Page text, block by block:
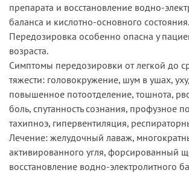
препарата и восстановление водно-
баланса и кислотно-основного состояния.
Передозировка особенно опасна у
возраста.
Симптомы передозировки от легкой до
тяжести: головокружение, шум в ушах,
повышенное потоотделение, тошнота,
боль, спутанность сознания, профузное
тахипноэ, гипервентиляция,
Лечение: желудочный лаваж,
активированного угля, форсированный
восстановление водно-электролитного